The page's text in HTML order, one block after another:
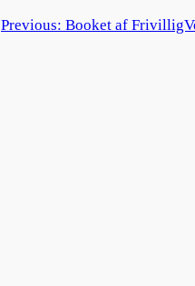
Previous: Booket af